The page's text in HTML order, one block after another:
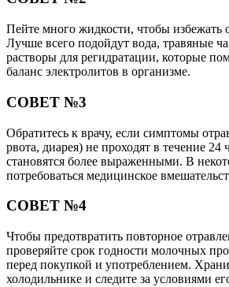
Пейте много жидкости, чтобы избежать
Лучше всего подойдут вода, травяные
растворы для регидратации, которые
баланс электролитов в организме.
СОВЕТ №3
Обратитесь к врачу, если симптомы
рвота, диарея) не проходят в течение 24
становятся более выраженными. В
потребоваться медицинское
СОВЕТ №4
Чтобы предотвратить повторное
проверяйте срок годности молочных
перед покупкой и употреблением.
холодильнике и следите за условиями